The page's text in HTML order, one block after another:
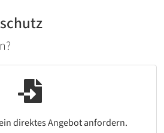
direktes Angebot anfordern.